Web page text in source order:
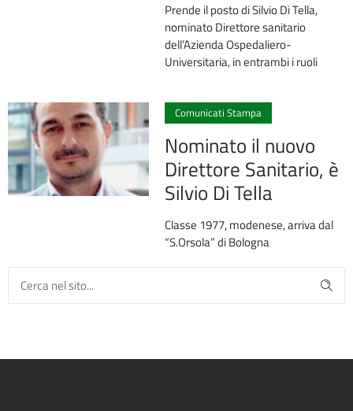
Prende il posto di Silvio Di Tella,
nominato Direttore sanitario
dell’Azienda Ospedaliero-
Universitaria, in entrambi i ruoli
Comunicati Stampa
Nominato il nuovo
Direttore Sanitario, è
Silvio Di Tella
Classe 1977, modenese, arriva dal
“S.Orsola” di Bologna